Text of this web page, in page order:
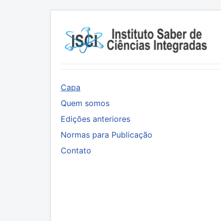
Capa
Quem somos
Edições anteriores
Normas para Publicação
Contato